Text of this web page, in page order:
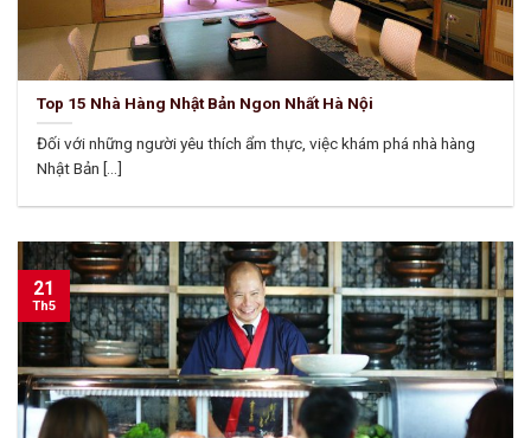
Top 15 Nhà Hàng Nhật Bản Ngon Nhất Hà Nội
Đối với những người yêu thích ẩm thực, việc khám phá nhà hàng
Nhật Bản [...]
21
Th5